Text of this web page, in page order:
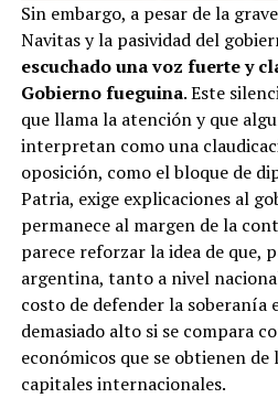
Sin embargo, a pesar de la
Navitas y la pasividad del
escuchado una voz fuerte y
Gobierno fueguina. Este
que llama la atención y que
interpretan como una
oposición, como el bloque de
Patria, exige explicaciones al
permanece al margen de la
parece reforzar la idea de que,
argentina, tanto a nivel
costo de defender la soberanía
demasiado alto si se compara
económicos que se obtienen de
capitales internacionales.